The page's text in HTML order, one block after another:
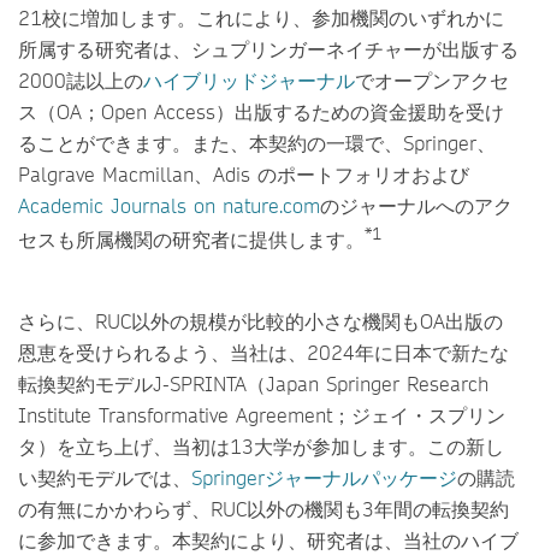
21校に増加します。これにより、参加機関のいずれかに
所属する研究者は、シュプリンガーネイチャーが出版する
2000誌以上のハイブリッドジャーナルでオープンアクセ
ス（OA；Open Access）出版するための資金援助を受け
ることができます。また、本契約の一環で、Springer、
Palgrave Macmillan、Adis のポートフォリオおよび
Academic Journals on nature.comのジャーナルへのアク
セスも所属機関の研究者に提供します。 *1
さらに、RUC以外の規模が比較的小さな機関もOA出版の
恩恵を受けられるよう、当社は、2024年に日本で新たな
転換契約モデルJ-SPRINTA（Japan Springer Research
Institute Transformative Agreement；ジェイ・スプリン
タ）を立ち上げ、当初は13大学が参加します。この新し
い契約モデルでは、 Springerジャーナルパッケージの購読
の有無にかかわらず、RUC以外の機関も3年間の転換契約
に参加できます。本契約により、研究者は、当社のハイブ